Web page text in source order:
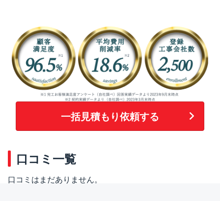
一括見積もり依頼する
口コミ一覧
口コミはまだありません。